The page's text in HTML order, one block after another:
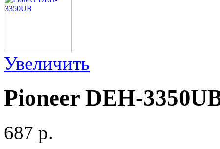
Увеличить
Pioneer DEH-
687 p.